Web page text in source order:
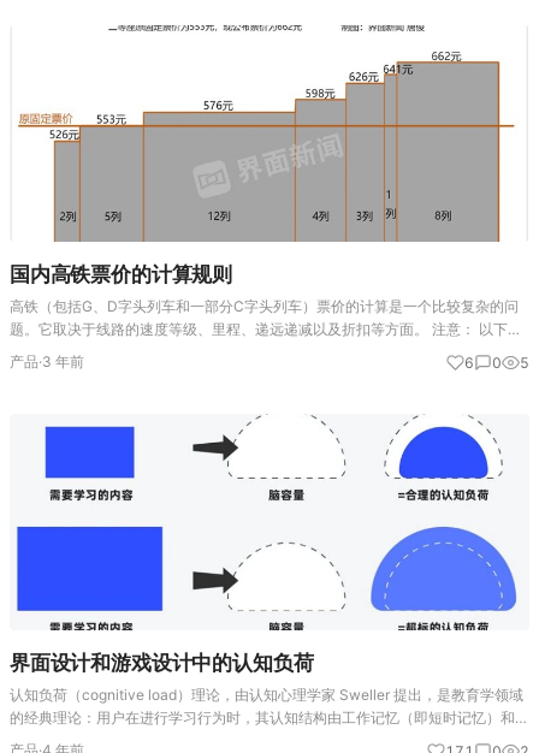
国内高铁票价的计算规则
高铁（包括G、D字头列车和一部分C字头列车）票价的计算是一个比较复杂的问
题。它取决于线路的速度等级、里程、递远递减以及折扣等方面。 注意： 以下的
讨论均不包含既有线动车组以及除京津城际线以外的城际铁路动车组的情况； 为
不致混淆，本文中“高铁…
产品·3 年前 6 0 5
界面设计和游戏设计中的认知负荷
认知负荷（cognitive load）理论，由认知心理学家 Sweller 提出，是教育学领域
的经典理论：用户在进行学习行为时，其认知结构由工作记忆（即短时记忆）和长
时记忆共同组成，工作记忆在处理学习内容时会产生负荷，即认知负荷。而由于